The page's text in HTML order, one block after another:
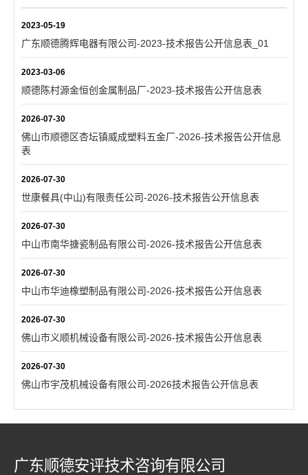
2023-05-19
广东顺德腾辉电器有限公司-2023-技术报告公开信息表_01
2023-03-06
顺德陈村源金恒创金属制品厂-2023-技术报告公开信息表
2026-07-30
佛山市顺德区杏坛镇威成塑料五金厂-2026-技术报告公开信息
表
2026-07-30
世康餐具(中山)有限责任公司-2026-技术报告公开信息表
2026-07-30
中山市南华搪瓷制品有限公司-2026-技术报告公开信息表
2026-07-30
中山市华迪橡塑制品有限公司-2026-技术报告公开信息表
2026-07-30
佛山市义顺机械设备有限公司-2026-技术报告公开信息表
2026-07-30
佛山市宇茂机械设备有限公司-2026技术报告公开信息表
广东顺德安评技术咨询有限公司